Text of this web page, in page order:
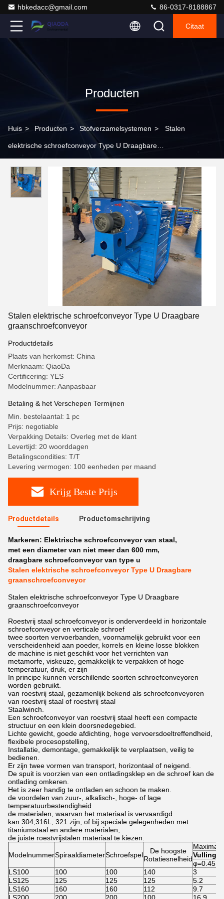
hbkedacc@gmail.com 86-0317-8188867
Citaat
Producten
Huis > Producten > Stofverzamelsystemen > Stalen
elektrische schroefconveyor Type U Draagbare
Stalen elektrische schroefconveyor Type U Draagbare
graanschroefconveyor
Productdetails
Plaats van herkomst: China
Merknaam: QiaoDa
Certificering: YES
Modelnummer: Aanpasbaar
Betaling & het Verschepen Termijnen
Min. bestelaantal: 1 pc
Prijs: negotiable
Verpakking Details: Overleg met de klant
Levertijd: 20 woorddagen
Betalingscondities: T/T
Levering vermogen: 100 eenheden per maand
Krijg Beste Prijs
Productdetails Productomschrijving
Markeren: Elektrische schroefconveyor van staal,
met een diameter van niet meer dan 600 mm,
draagbare schroefconveyor van type u
Stalen elektrische schroefconveyor Type U Draagbare
graanschroefconveyor
Stalen elektrische schroefconveyor Type U Draagbare
graanschroefconveyor
Roestvrij staal schroefconveyor is onderverdeeld in horizontale
schroefconveyor en verticale schroef
twee soorten vervoerbanden, voornamelijk gebruikt voor een
verscheidenheid aan poeder, korrels en kleine losse blokken
de machine is niet geschikt voor het verrichten van
metamorfe, viskeuze, gemakkelijk te verpakken of hoge
temperatuur, druk, er zijn
In principe kunnen verschillende soorten schroefconveyoren
worden gebruikt.
van roestvrij staal, gezamenlijk bekend als schroefconveyoren
van roestvrij staal of roestvrij staal
Staalwinch.
Een schroefconveyor van roestvrij staal heeft een compacte
structuur en een klein doorsnedegebied.
Lichte gewicht, goede afdichting, hoge vervoersdoeltreffendheid,
flexibele procesopstelling,
Installatie, demontage, gemakkelijk te verplaatsen, veilig te
bedienen.
Er zijn twee vormen van transport, horizontaal of neigend.
De spuit is voorzien van een ontladingsklep en de schroef kan de
ontlading omkeren.
Het is zeer handig te ontladen en schoon te maken.
de voordelen van zuur-, alkalisch-, hoge- of lage
temperatuurbestendigheid
de materialen, waarvan het materiaal is vervaardigd
kan 304,316L, 321 zijn, of bij speciale gelegenheden met
titaniumstaal en andere materialen,
de juiste roestvrijstalen materiaal te kiezen.
ModelnummerSpiraaldiameterSchroefspel
De hoogste
Rotatiesnelheid
φ=0.45
LS100
100 100 140
3
LS125
125 125 125
5.2
LS160
160 160 112
9.7